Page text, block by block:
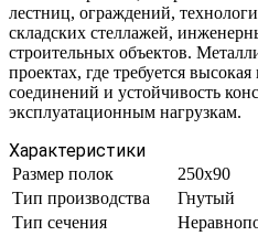
лестниц, ограждений,
складских стеллажей,
строительных объектов.
проектах, где требуется
соединений и устойчивость
эксплуатационным нагрузкам.
Характеристики
Размер полок
250х90
Тип производства
Гнутый
Тип сечения